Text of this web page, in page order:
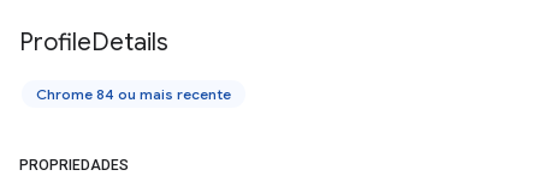
ProfileDetails
Chrome 84 ou mais recente
PROPRIEDADES